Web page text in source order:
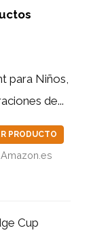
para Niños,
de...
PRODUCTO
Amazon.es
Cup